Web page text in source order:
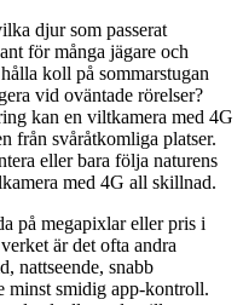
djur som passerat
för många jägare och
koll på sommarstugan
vid oväntade rörelser?
kan en viltkamera med 4G
från svåråtkomliga platser.
eller bara följa naturens
med 4G all skillnad.
på megapixlar eller pris i
är det ofta andra
nattseende, snabb
minst smidig app-kontroll.